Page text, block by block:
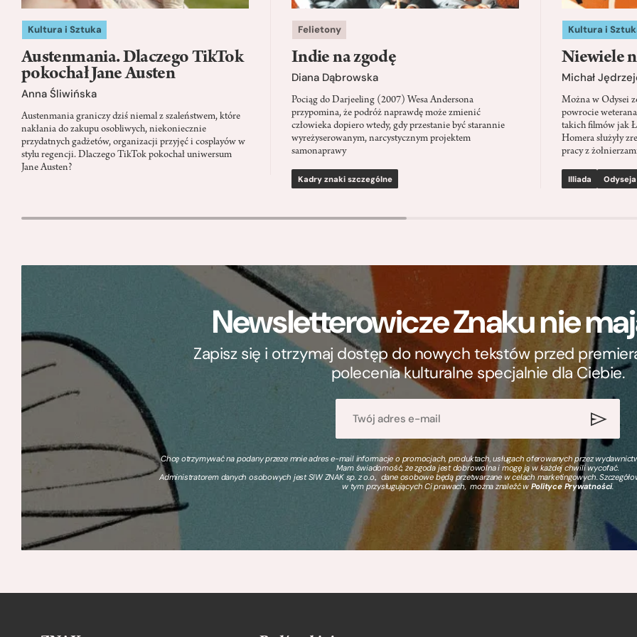
Kultura i Sztuka
Austenmania. Dlaczego TikTok
pokochał Jane Austen
Anna Śliwińska
Austenmania graniczy dziś niemal z szaleństwem, które
nakłania do zakupu osobliwych, niekoniecznie
przydatnych gadżetów, organizacji przyjęć i cosplayów w
stylu regencji. Dlaczego TikTok pokochał uniwersum
Jane Austen?
Felietony
Indie na zgodę
Diana Dąbrowska
Pociąg do Darjeeling (2007) Wesa Andersona
przypomina, że podróż naprawdę może zmienić
człowieka dopiero wtedy, gdy przestanie być starannie
wyreżyserowanym, narcystycznym projektem
samonaprawy
Kadry znaki szczególne
Kultura i
Niewiele
Michał
Można w Odysei
powrocie
takich filmów jak
Homera służyły
pracy z
Illiada Odyseja
Newsletterowicze Znaku nie
Zapisz się i otrzymaj dostęp do nowych tekstów przed
polecenia kulturalne specjalnie dla Ciebie.
Chcę otrzymywać na podany przeze mnie adres e-mail informacje o promocjach, produktach, usługach oferowanych przez
Mam świadomość, że zgoda jest dobrowolna i mogę ją w każdej chwili wycofać.
Administratorem danych osobowych jest SIW ZNAK sp. z o.o., dane osobowe będą przetwarzane w celach marketingowych.
w tym przysługujących Ci prawach, można znaleźć wPolityce Prywatności.